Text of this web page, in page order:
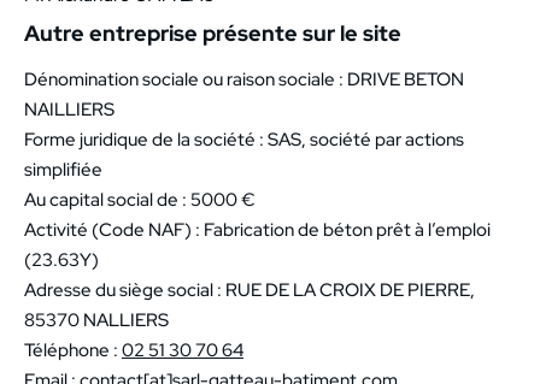
Autre entreprise présente sur le site
Dénomination sociale ou raison sociale : DRIVE BETON
NAILLIERS
Forme juridique de la société : SAS, société par actions
simplifiée
Au capital social de : 5000 €
Activité (Code NAF) : Fabrication de béton prêt à l’emploi
(23.63Y)
Adresse du siège social : RUE DE LA CROIX DE PIERRE,
85370 NALLIERS
Téléphone : 02 51 30 70 64